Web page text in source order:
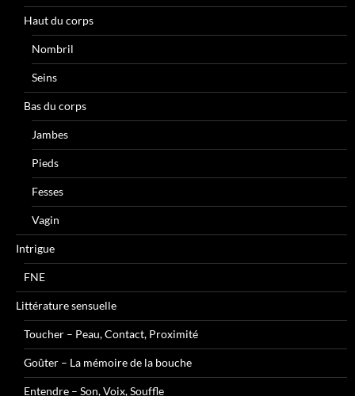
Haut du corps
Nombril
Seins
Bas du corps
Jambes
Pieds
Fesses
Vagin
Intrigue
FNE
Littérature sensuelle
Toucher – Peau, Contact, Proximité
Goûter – La mémoire de la bouche
Entendre – Son, Voix, Souffle